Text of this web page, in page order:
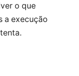
o que
a execução